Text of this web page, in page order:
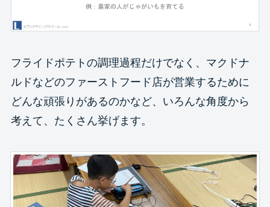
フライドポテトの調理過程だけでなく、マクドナ
ルドなどのファーストフード店が営業するために
どんな頑張りがあるのかなど、いろんな角度から
考えて、たくさん挙げます。